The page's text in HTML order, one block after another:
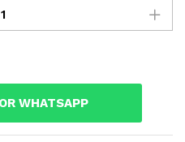
WHATSAPP